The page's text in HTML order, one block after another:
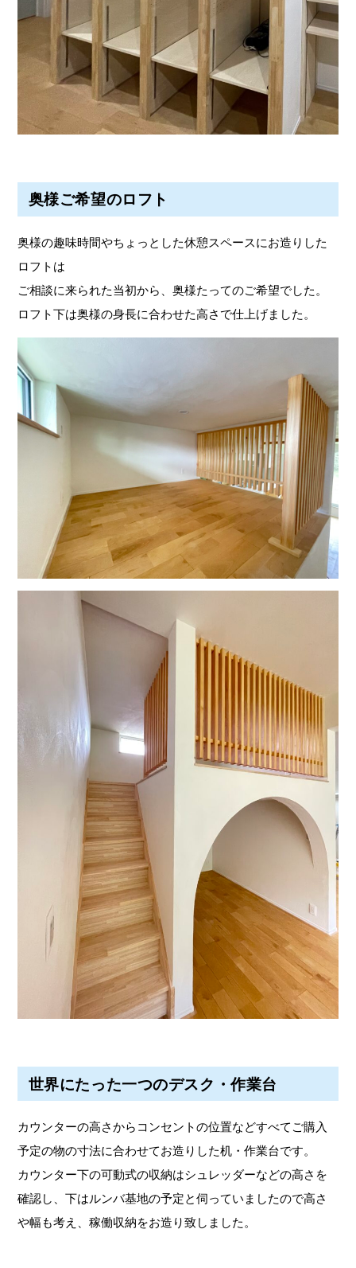
奥様ご希望のロフト
奥様の趣味時間やちょっとした休憩スペースにお造りした
ロフトは
ご相談に来られた当初から、奥様たってのご希望でした。
ロフト下は奥様の身長に合わせた高さで仕上げました。
世界にたった一つのデスク・作業台
カウンターの高さからコンセントの位置などすべてご購入
予定の物の寸法に合わせてお造りした机・作業台です。
カウンター下の可動式の収納はシュレッダーなどの高さを
確認し、下はルンバ基地の予定と伺っていましたので高さ
や幅も考え、稼働収納をお造り致しました。